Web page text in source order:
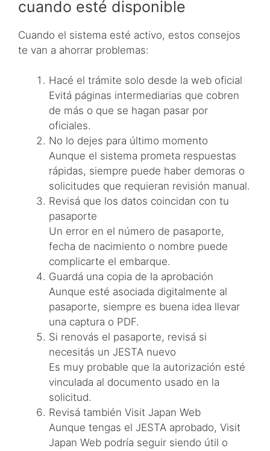
cuando esté disponible
Cuando el sistema esté activo, estos consejos
te van a ahorrar problemas:
Hacé el trámite solo desde la web oficial
Evitá páginas intermediarias que cobren
de más o que se hagan pasar por
oficiales.
No lo dejes para último momento
Aunque el sistema prometa respuestas
rápidas, siempre puede haber demoras o
solicitudes que requieran revisión manual.
Revisá que los datos coincidan con tu
pasaporte
Un error en el número de pasaporte,
fecha de nacimiento o nombre puede
complicarte el embarque.
Guardá una copia de la aprobación
Aunque esté asociada digitalmente al
pasaporte, siempre es buena idea llevar
una captura o PDF.
Si renovás el pasaporte, revisá si
necesitás un JESTA nuevo
Es muy probable que la autorización esté
vinculada al documento usado en la
solicitud.
Revisá también Visit Japan Web
Aunque tengas el JESTA aprobado, Visit
Japan Web podría seguir siendo útil o